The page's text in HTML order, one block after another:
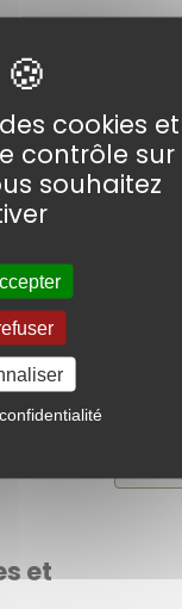
et
Vigne rouge BIO
Herboristerie du
de
cookies et
contrôle sur
souhaitez